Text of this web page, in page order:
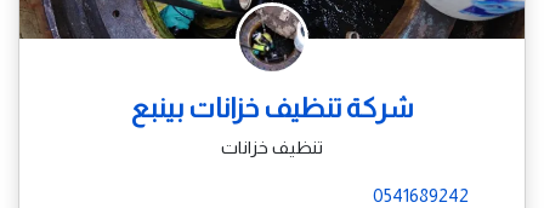
شركة تنظيف خزانات بينبع
تنظيف خزانات
0541689242